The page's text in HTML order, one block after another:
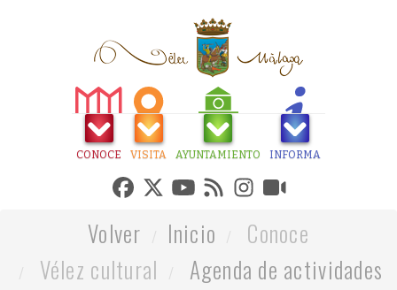
CONOCE VISITA AYUNTAMIENTO INFORMA
Volver Inicio
Conoce
Vélez cultural
Agenda de actividades